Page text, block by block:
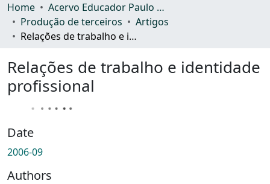
Home
Acervo Educador Paulo Freire
Produção de terceiros
Artigos
Relações de trabalho e identidade profissional
Relações de trabalho e identidade
profissional
Date
2006-09
Authors